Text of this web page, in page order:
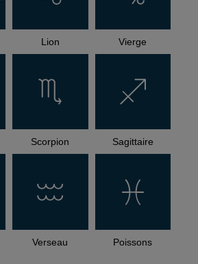
Lion Vierge
Scorpion Sagittaire
Verseau Poissons